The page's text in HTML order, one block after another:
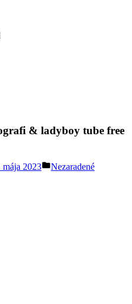
& ladyboy tube free
mája 2023
Posted
Nezaradené